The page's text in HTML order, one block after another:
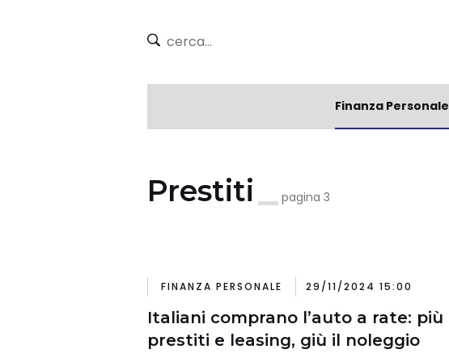
Finanza Personale
Prestiti pagina 3
FINANZA PERSONALE 29/11/2024 15:00
Italiani comprano l’auto a rate: più
prestiti e leasing, giù il noleggio